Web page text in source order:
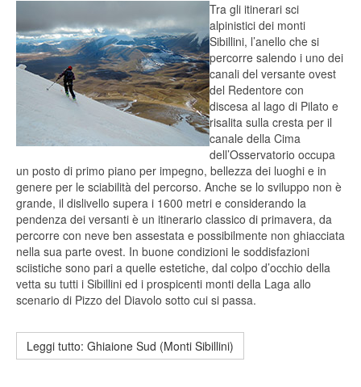
Tra gli itinerari sci
alpinistici dei monti
Sibillini, l’anello che si
percorre salendo i uno dei
canali del versante ovest
del Redentore con
discesa al lago di Pilato e
risalita sulla cresta per il
canale della Cima
dell’Osservatorio occupa
un posto di primo piano per impegno, bellezza dei luoghi e in
genere per le sciabilità del percorso. Anche se lo sviluppo non è
grande, il dislivello supera i 1600 metri e considerando la
pendenza dei versanti è un itinerario classico di primavera, da
percorre con neve ben assestata e possibilmente non ghiacciata
nella sua parte ovest. In buone condizioni le soddisfazioni
sciistiche sono pari a quelle estetiche, dal colpo d’occhio della
vetta su tutti i Sibillini ed i prospicenti monti della Laga allo
scenario di Pizzo del Diavolo sotto cui si passa.
Leggi tutto: Ghiaione Sud (Monti Sibillini)